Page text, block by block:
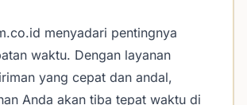
menyadari pentingnya
waktu. Dengan layanan
yang cepat dan andal,
Anda akan tiba tepat waktu di